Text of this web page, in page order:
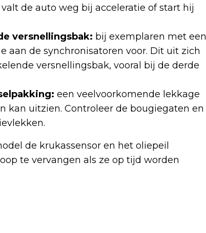
de auto weg bij acceleratie of start hij
versnellingsbak: bij exemplaren met een
aan de synchronisatoren voor. Dit uit zich
versnellingsbak, vooral bij de derde
een veelvoorkomende lekkage
kan uitzien. Controleer de bougiegaten en
de krukassensor en het oliepeil
te vervangen als ze op tijd worden